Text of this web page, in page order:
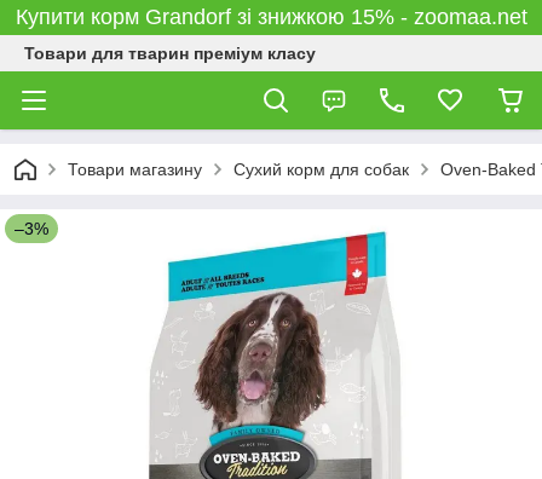
Купити корм Grandorf зі знижкою 15% - zoomaa.net
Товари для тварин преміум класу
Товари магазину Сухий корм для собак Oven-Baked
–3%